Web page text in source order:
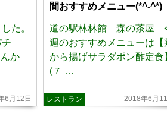
た。
か
6月12日
間おすすめメニュー(*^-^*)
道の駅林林館 森の茶屋
週のおすすめメニューは【
から揚げサラダポン酢定食
(７ …
2018年6月
レストラン